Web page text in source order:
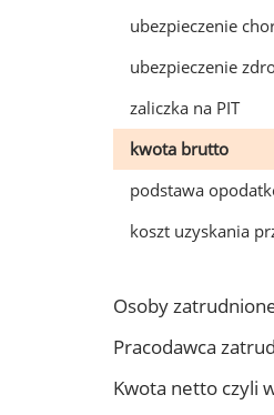
ubezpieczenie
ubezpieczenie
zaliczka na PIT
kwota brutto
podstawa
koszt uzyskania
Osoby
Pracodawca
Kwota netto czyli